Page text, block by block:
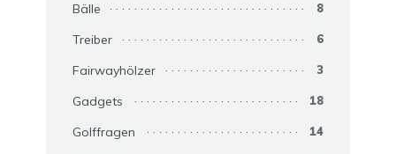
Bälle 8
Treiber 6
Fairwayhölzer 3
Gadgets 18
Golffragen 14